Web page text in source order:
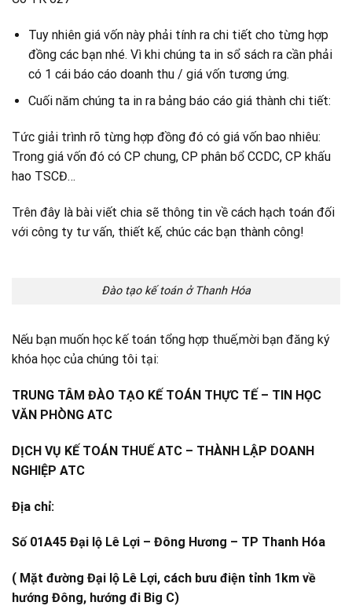
Tuy nhiên giá vốn này phải tính ra chi tiết cho từng hợp
đồng các bạn nhé. Vì khi chúng ta in sổ sách ra cần phải
có 1 cái báo cáo doanh thu / giá vốn tương ứng.
Cuối năm chúng ta in ra bảng báo cáo giá thành chi tiết:
Tức giải trình rõ từng hợp đồng đó có giá vốn bao nhiêu:
Trong giá vốn đó có CP chung, CP phân bổ CCDC, CP khấu
hao TSCĐ…
Trên đây là bài viết chia sẽ thông tin về cách hạch toán đối
với công ty tư vấn, thiết kế, chúc các bạn thành công!
Đào tạo kế toán ở Thanh Hóa
Nếu bạn muốn học kế toán tổng hợp thuế,mời bạn đăng ký
khóa học của chúng tôi tại:
TRUNG TÂM ĐÀO TẠO KẾ TOÁN THỰC TẾ – TIN HỌC
VĂN PHÒNG ATC
DỊCH VỤ KẾ TOÁN THUẾ ATC – THÀNH LẬP DOANH
NGHIỆP ATC
Địa chỉ:
Số 01A45 Đại lộ Lê Lợi – Đông Hương – TP Thanh Hóa
( Mặt đường Đại lộ Lê Lợi, cách bưu điện tỉnh 1km về
hướng Đông, hướng đi Big C)